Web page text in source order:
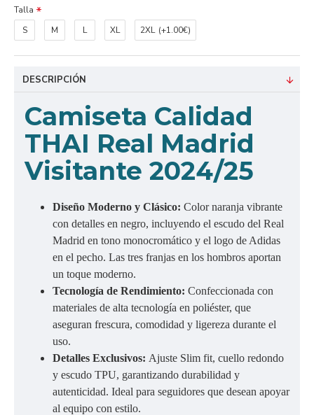
Talla
S
M L XL 2XL (+1.00€)
DESCRIPCIÓN
Camiseta Calidad
THAI Real Madrid
Visitante 2024/25
Diseño Moderno y Clásico: Color naranja vibrante
con detalles en negro, incluyendo el escudo del Real
Madrid en tono monocromático y el logo de Adidas
en el pecho. Las tres franjas en los hombros aportan
un toque moderno.
Tecnología de Rendimiento: Confeccionada con
materiales de alta tecnología en poliéster, que
aseguran frescura, comodidad y ligereza durante el
uso.
Detalles Exclusivos: Ajuste Slim fit, cuello redondo
y escudo TPU, garantizando durabilidad y
autenticidad. Ideal para seguidores que desean apoyar
al equipo con estilo.